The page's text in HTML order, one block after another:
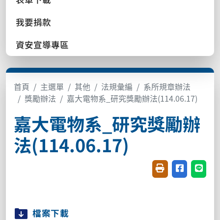
我要捐款
資安宣導專區
首頁 主選單 其他 法規彙編
系所規章辦法
獎勵辦法
嘉大電物系_研究獎勵辦法(114.06.17)
嘉大電物系_研究獎勵辦
法(114.06.17)
友善列印(開新視
分享至臉書
分享
檔案下載